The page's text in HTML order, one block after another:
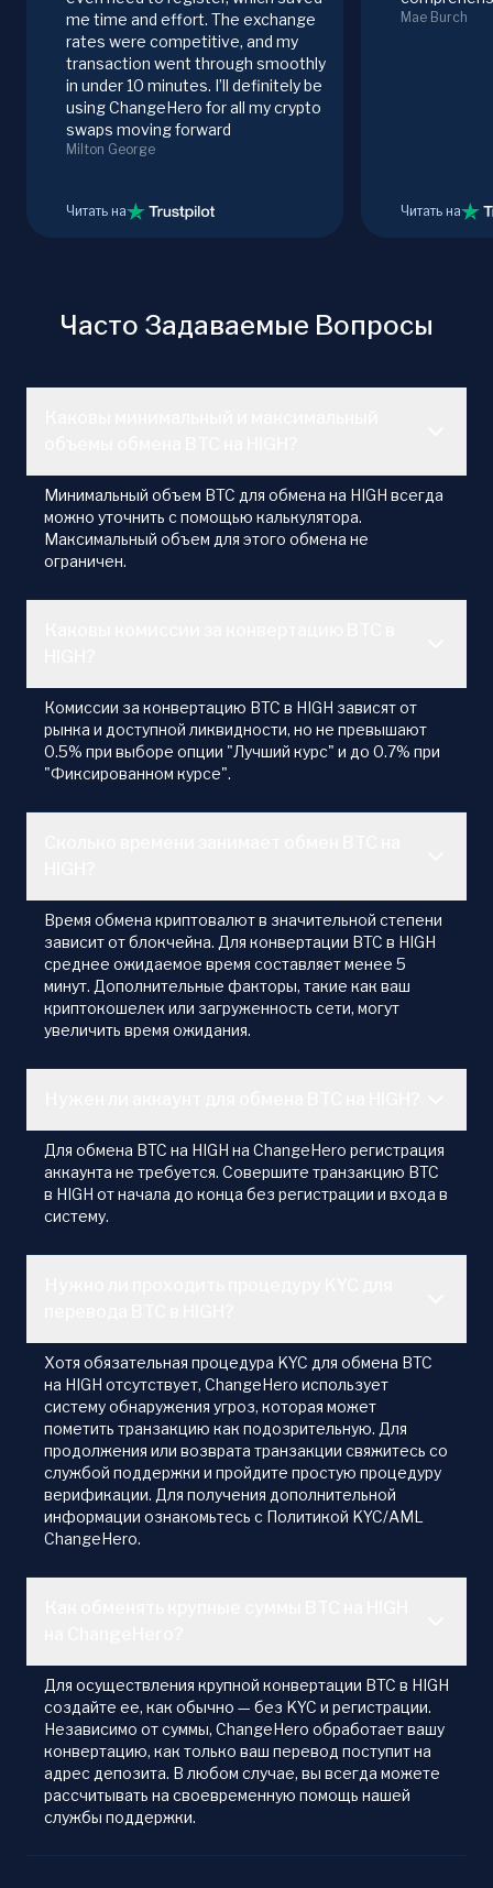
me time and effort. The exchange
rates were competitive, and my
transaction went through smoothly
in under 10 minutes. I’ll definitely be
using ChangeHero for all my crypto
swaps moving forward
Milton George
Читать на
Mae Burch
Читать на
Часто Задаваемые Вопросы
Минимальный объем BTC для обмена на HIGH всегда
можно уточнить с помощью калькулятора.
Максимальный объем для этого обмена не
ограничен.
Комиссии за конвертацию BTC в HIGH зависят от
рынка и доступной ликвидности, но не превышают
0.5% при выборе опции "Лучший курс" и до 0.7% при
"Фиксированном курсе".
Время обмена криптовалют в значительной степени
зависит от блокчейна. Для конвертации BTC в HIGH
среднее ожидаемое время составляет менее 5
минут. Дополнительные факторы, такие как ваш
криптокошелек или загруженность сети, могут
увеличить время ожидания.
Для обмена BTC на HIGH на ChangeHero регистрация
аккаунта не требуется. Совершите транзакцию BTC
в HIGH от начала до конца без регистрации и входа в
систему.
Хотя обязательная процедура KYC для обмена BTC
на HIGH отсутствует, ChangeHero использует
систему обнаружения угроз, которая может
пометить транзакцию как подозрительную. Для
продолжения или возврата транзакции свяжитесь со
службой поддержки и пройдите простую процедуру
верификации. Для получения дополнительной
информации ознакомьтесь с Политикой KYC/AML
ChangeHero.
Для осуществления крупной конвертации BTC в HIGH
создайте ее, как обычно — без KYC и регистрации.
Независимо от суммы, ChangeHero обработает вашу
конвертацию, как только ваш перевод поступит на
адрес депозита. В любом случае, вы всегда можете
рассчитывать на своевременную помощь нашей
службы поддержки.